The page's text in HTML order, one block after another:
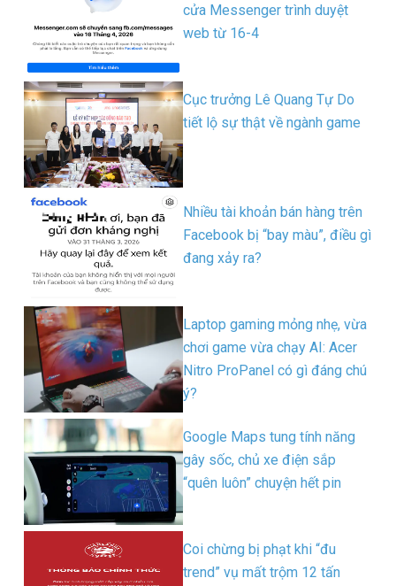
cửa Messenger trình duyệt
web từ 16-4
Cục trưởng Lê Quang Tự Do
tiết lộ sự thật về ngành game
Nhiều tài khoản bán hàng trên
Facebook bị “bay màu”, điều gì
đang xảy ra?
Laptop gaming mỏng nhẹ, vừa
chơi game vừa chạy AI: Acer
Nitro ProPanel có gì đáng chú
ý?
Google Maps tung tính năng
gây sốc, chủ xe điện sắp
“quên luôn” chuyện hết pin
Coi chừng bị phạt khi “đu
trend” vụ mất trộm 12 tấn